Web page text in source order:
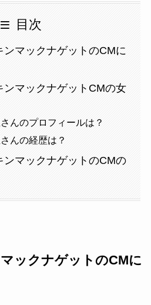
目次
ンマックナゲットのCMに
ンマックナゲットCMの女
んのプロフィールは？
んの経歴は？
ンマックナゲットのCMの
ックナゲット のCMに